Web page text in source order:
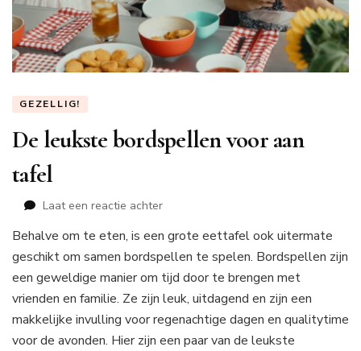
GEZELLIG!
De leukste bordspellen voor aan
tafel
Laat een reactie achterop
leukste
bordspellen
voor
aan
tafel
Behalve om te eten, is een grote eettafel ook uitermate
geschikt om samen bordspellen te spelen. Bordspellen zijn
een geweldige manier om tijd door te brengen met
vrienden en familie. Ze zijn leuk, uitdagend en zijn een
makkelijke invulling voor regenachtige dagen en qualitytime
voor de avonden. Hier zijn een paar van de leukste